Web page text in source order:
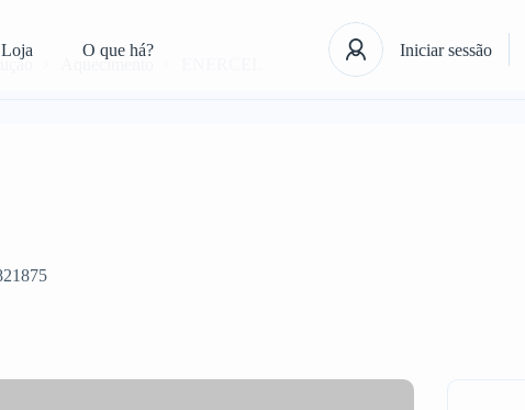
Loja O que há? Iniciar sessão
Aquecimento